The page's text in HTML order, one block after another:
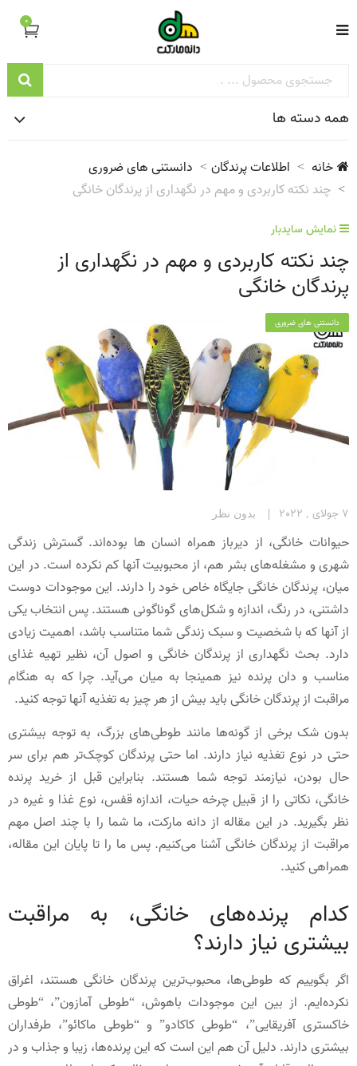
0
همه دسته ها
خانه اطلاعات پرندگان
دانستنی های ضروری
چند نکته کاربردی و مهم در نگهداری از پرندگان خانگی
نمایش سایدبار
چند نکته کاربردی و مهم در نگهداری از
پرندگان خانگی
دانستنی های ضروری
7 جولای , 2022 بدون نظر
حیوانات خانگی، از دیرباز همراه انسان ها بوده‌اند. گسترش زندگی
شهری و مشغله‌های بشر هم، از محبوبیت آنها کم نکرده است. در این
میان، پرندگان خانگی جایگاه خاص خود را دارند. این موجودات دوست‌
داشتنی، در رنگ، اندازه و شکل‌های گوناگونی هستند. پس انتخاب یکی
از آنها که با شخصیت و سبک زندگی شما متناسب باشد، اهمیت زیادی
دارد. بحث نگهداری از پرندگان خانگی و اصول آن، نظیر تهیه غذای
مناسب و دان پرنده نیز همینجا به میان می‌آید. چرا که به هنگام
مراقبت از پرندگان خانگی باید بیش از هر چیز به تغذیه آنها توجه کنید.
بدون شک برخی از گونه‌ها مانند طوطی‌های بزرگ، به توجه بیشتری
حتی در نوع تغذیه نیاز دارند. اما حتی پرندگان کوچک‌تر هم برای سر
حال بودن، نیازمند توجه شما هستند. بنابراین قبل از خرید پرنده
خانگی، نکاتی را از قبیل چرخه حیات، اندازه قفس، نوع غذا و غیره در
نظر بگیرید. در این مقاله از دانه مارکت، ما شما را با چند اصل مهم
مراقبت از پرندگان خانگی آشنا می‌کنیم. پس ما را تا پایان این مقاله،
همراهی کنید.
کدام پرنده‌های خانگی، به مراقبت
بیشتری نیاز دارند؟
اگر بگوییم که طوطی‌ها، محبوب‌ترین پرندگان خانگی هستند، اغراق
نکرده‌ایم. از بین این موجودات باهوش، “طوطی آمازون”، “طوطی
خاکستری آفریقایی”، “طوطی کاکادو” و “طوطی ماکائو”، طرفداران
بیشتری دارند. دلیل آن هم این است که این پرنده‌ها، زیبا و جذاب و در